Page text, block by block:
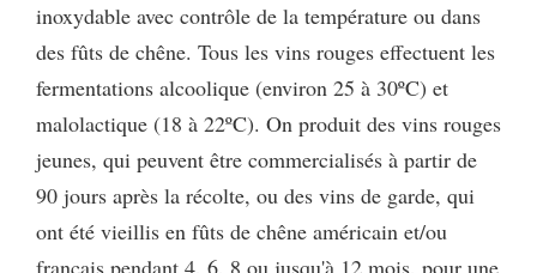
inoxydable avec contrôle de la température ou dans
des fûts de chêne. Tous les vins rouges effectuent les
fermentations alcoolique (environ 25 à 30ºC) et
malolactique (18 à 22ºC). On produit des vins rouges
jeunes, qui peuvent être commercialisés à partir de
90 jours après la récolte, ou des vins de garde, qui
ont été vieillis en fûts de chêne américain et/ou
français pendant 4, 6, 8 ou jusqu'à 12 mois, pour une